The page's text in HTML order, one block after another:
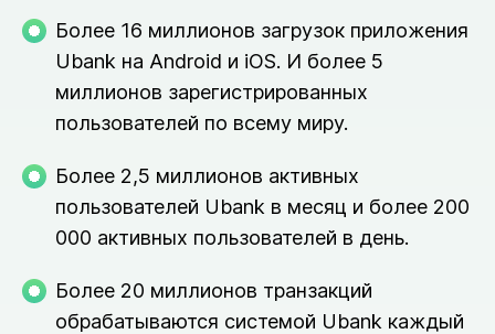
Более 16 миллионов загрузок приложения
Ubank на Android и iOS. И более 5
миллионов зарегистрированных
пользователей по всему миру.
Более 2,5 миллионов активных
пользователей Ubank в месяц и более 200
000 активных пользователей в день.
Более 20 миллионов транзакций
обрабатываются системой Ubank каждый